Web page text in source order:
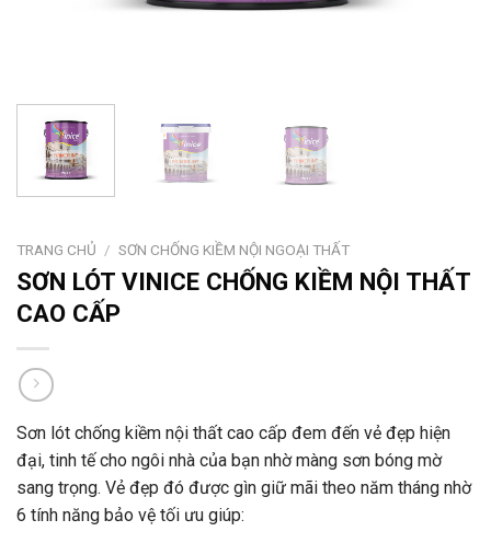
TRANG CHỦ / SƠN CHỐNG KIỀM NỘI NGOẠI THẤT
SƠN LÓT VINICE CHỐNG KIỀM NỘI THẤT
CAO CẤP
Sơn lót chống kiềm nội thất cao cấp đem đến vẻ đẹp hiện
đại, tinh tế cho ngôi nhà của bạn nhờ màng sơn bóng mờ
sang trọng. Vẻ đẹp đó được gìn giữ mãi theo năm tháng nhờ
6 tính năng bảo vệ tối ưu giúp: